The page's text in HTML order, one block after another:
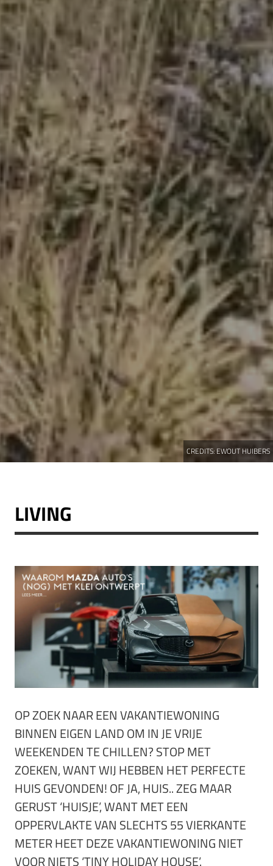
CREDITS:EWOUT HUIBERS
LIVING
OP ZOEK NAAR EEN VAKANTIEWONING
BINNEN EIGEN LAND OM IN JE VRIJE
WEEKENDEN TE CHILLEN? STOP MET
ZOEKEN, WANT WIJ HEBBEN HET PERFECTE
HUIS GEVONDEN! OF JA, HUIS.. ZEG MAAR
GERUST ‘HUISJE’, WANT MET EEN
OPPERVLAKTE VAN SLECHTS 55 VIERKANTE
METER HEET DEZE VAKANTIEWONING NIET
VOOR NIETS ‘TINY HOLIDAY HOUSE’.